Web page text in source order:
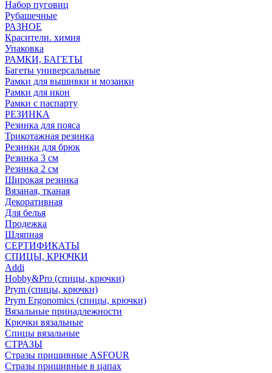
Набор пуговиц
Рубашечные
РАЗНОЕ
Красители. химия
Упаковка
РАМКИ, БАГЕТЫ
Багеты универсальные
Рамки для вышивки и мозаики
Рамки для икон
Рамки с паспарту
РЕЗИНКА
Резинка для пояса
Трикотажная резинка
Резинки для брюк
Резинка 3 см
Резинка 2 см
Широкая резинка
Вязаная, тканая
Декоративная
Для белья
Продежка
Шляпная
СЕРТИФИКАТЫ
СПИЦЫ, КРЮЧКИ
Addi
Hobby&Pro (спицы, крючки)
Prym (спицы, крючки)
Prym Ergonomics (спицы, крючки)
Вязальные принадлежности
Крючки вязальные
Спицы вязальные
СТРАЗЫ
Стразы пришивные ASFOUR
Стразы пришивные в цапах